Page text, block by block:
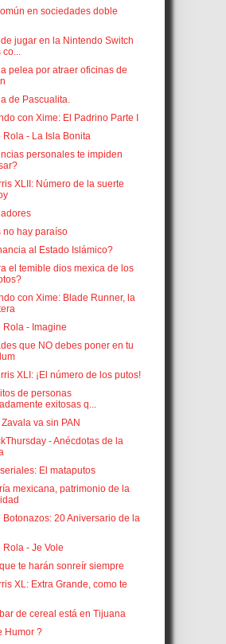
en sociedades doble
jugar en la Nintendo Switch
co...
pelea por atraer oficinas de
de Pascualita.
con Xime: El Padrino Parte I
Rola - La Isla Bonita
personales te impiden
XLII: Número de la suerte
no hay paraíso
al Estado Islámico?
el temible dios mexica de los
con Xime: Blade Runner, la
Rola - Imagine
que NO debes poner en tu
XLI: ¡El número de los putos!
de personas
exitosas q...
va sin PAN
- Anécdotas de la
El mataputos
mexicana, patrimonio de la
Botonazos: 20 Aniversario de la
Rola - Je Vole
te harán sonreír siempre
XL: Extra Grande, como te
de cereal está en Tijuana
Humor ?